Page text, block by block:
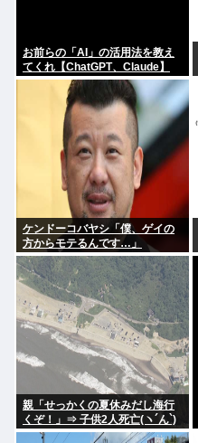
お前らの「AI」の活用法を教え
てくれ【ChatGPT、Claude】
ケンドーコバヤシ「僕、ゲイの
方からモテるんです…」
親「せっかくの夏休みだし海行
くぞ！」⇒ 子供2人死亡(ヽ´ん`)